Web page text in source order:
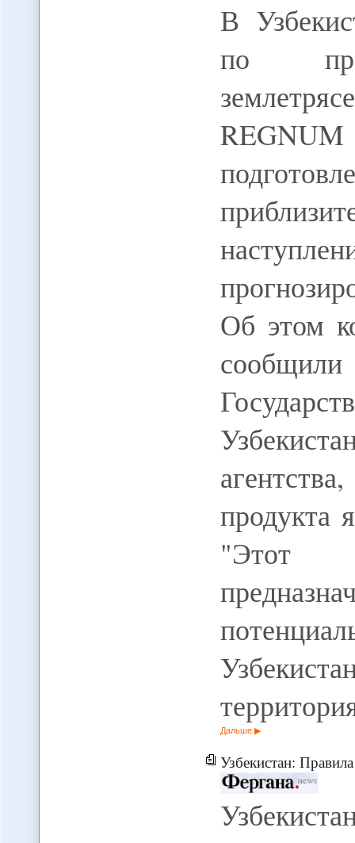
В
по
Об этом
продукта
"Этот
Дальше
Узбекистан: Правила выезда из